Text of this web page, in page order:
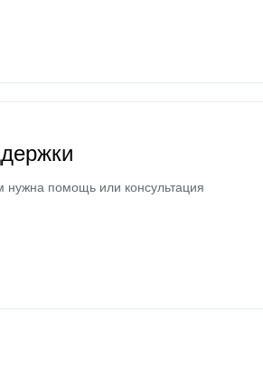
нужна помощь или консультация